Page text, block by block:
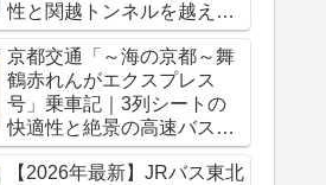
性と関越トンネルを越える
冬のバス旅
京都交通「～海の京都～舞
鶴赤れんがエクスプレス
号」乗車記｜3列シートの
快適性と絶景の高速バス車
窓をレポート
【2026年最新】JRバス東北